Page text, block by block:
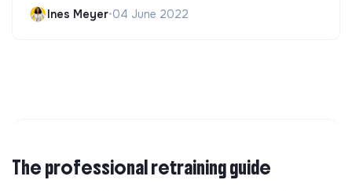
Ines Meyer•04 June 2022
The professional retraining guide